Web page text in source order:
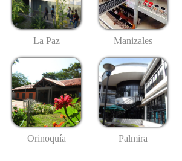
La Paz Manizales
Orinoquía Palmira